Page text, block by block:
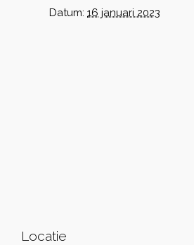
Datum: 16 januari 2023
Locatie